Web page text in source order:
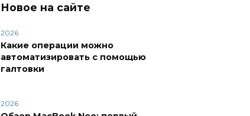
Новое на сайте
2026
Какие операции можно
автоматизировать с помощью
галтовки
2026